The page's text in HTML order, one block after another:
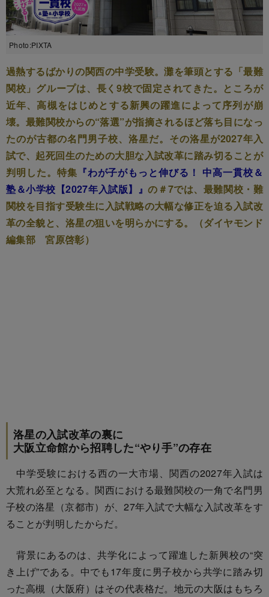
Photo:PIXTA
過熱するばかりの関西の中学受験。灘を筆頭とする「最難
関校」グループは、長く9校で固定されてきた。ところが
近年、高槻をはじめとする新興の躍進によって序列が崩
壊。最難関校からの“落選”が指摘されるほど落ち目になっ
たのが古都の名門男子校、洛星だ。その洛星が2027年入
試で、起死回生のための大胆な入試改革に踏み切ることが
判明した。特集 『わが子がもっと伸びる！ 中高一貫校＆
塾＆小学校【2027年入試版】』の＃7では、最難関校・難
関校を目指す受験生に入試戦略の大幅な修正を迫る入試改
革の全貌と、洛星の狙いを明らかにする。（ダイヤモンド
編集部 宮原啓彰）
洛星の入試改革の裏に
大阪立命館から招聘した“やり手”の存在
中学受験における西の一大市場、関西の2027年入試は
大荒れ必至となる。関西における最難関校の一角で名門男
子校の洛星（京都市）が、27年入試で大幅な入試改革をす
ることが判明したからだ。
背景にあるのは、共学化によって躍進した新興校の“突
き上げ”である。中でも17年度に男子校から共学に踏み切
った高槻（大阪府）はその代表格だ。地元の大阪はもちろ